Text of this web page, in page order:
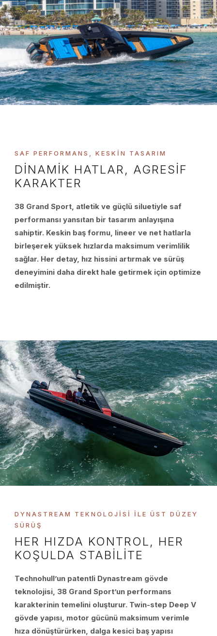
SAF PERFORMANS, KESKIN TASARIM
DINAMIK HATLAR, AGRESIF
KARAKTER
38 Grand Sport, atletik ve güçlü siluetiyle saf
performansı yansıtan bir tasarım anlayışına
sahiptir. Keskin baş formu, lineer ve net hatlarla
birleşerek yüksek hızlarda maksimum verimlilik
sağlar. Her detay, hız hissini artırmak ve sürüş
deneyimini daha direkt hale getirmek için optimize
edilmiştir.
DYNASTREAM TEKNOLOJISI ILE ÜST DÜZEY
SÜRÜŞ
HER HIZDA KONTROL, HER
KOŞULDA STABILITE
Technohull’un patentli Dynastream gövde
teknolojisi, 38 Grand Sport’un performans
karakterinin temelini oluşturur. Twin-step Deep V
gövde yapısı, motor gücünü maksimum verimle
hıza dönüştürürken, dalga kesici baş yapısı